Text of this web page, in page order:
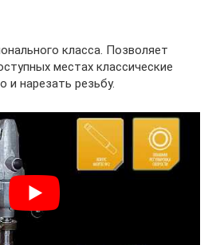
класса. Позволяет
местах классические
и нарезать резьбу.